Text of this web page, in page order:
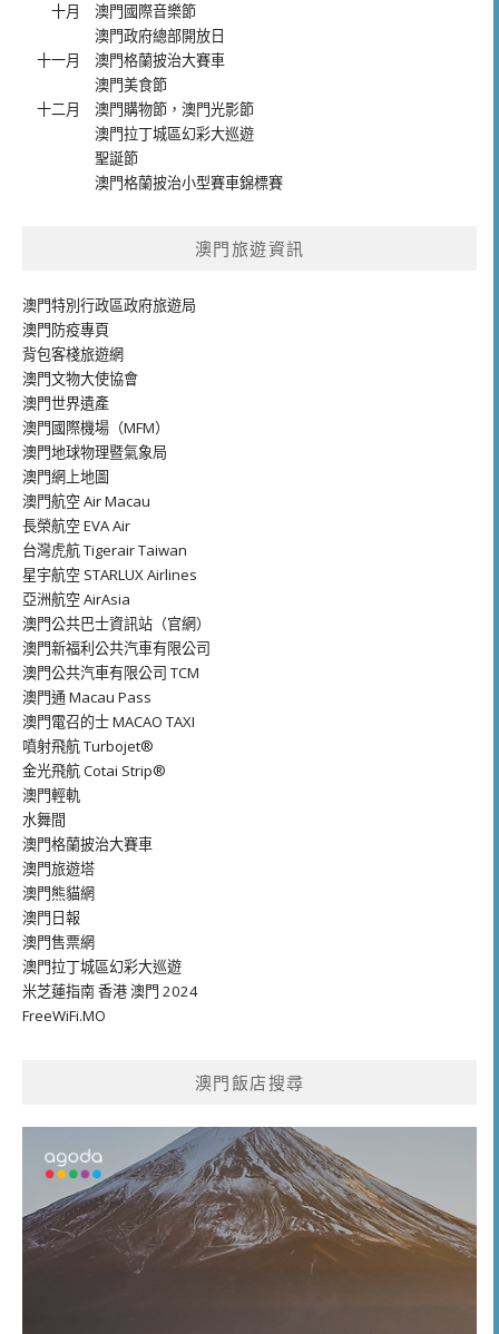
十月 澳門國際音樂節
澳門政府總部開放日
十一月 澳門格蘭披治大賽車
澳門美食節
十二月 澳門購物節 ， 澳門光影節
澳門拉丁城區幻彩大巡遊
聖誕節
澳門格蘭披治小型賽車錦標賽
澳門旅遊資訊
澳門特別行政區政府旅遊局
澳門防疫專頁
背包客棧旅遊網
澳門文物大使協會
澳門世界遺產
澳門國際機場（MFM）
澳門地球物理暨氣象局
澳門網上地圖
澳門航空 Air Macau
長榮航空 EVA Air
台灣虎航 Tigerair Taiwan
星宇航空 STARLUX Airlines
亞洲航空 AirAsia
澳門公共巴士資訊站（官網）
澳門新福利公共汽車有限公司
澳門公共汽車有限公司 TCM
澳門通 Macau Pass
澳門電召的士 MACAO TAXI
噴射飛航 Turbojet®
金光飛航 Cotai Strip®
澳門輕軌
水舞間
澳門格蘭披治大賽車
澳門旅遊塔
澳門熊貓網
澳門日報
澳門售票網
澳門拉丁城區幻彩大巡遊
米芝蓮指南 香港 澳門 2024
FreeWiFi.MO
澳門飯店搜尋